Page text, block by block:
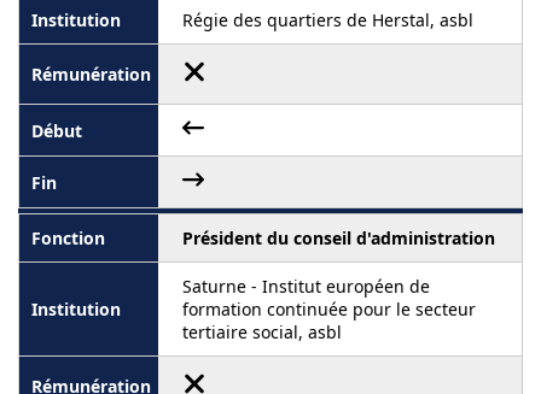
Régie des quartiers de Herstal, asbl
Président du conseil d'administration
Saturne - Institut européen de
formation continuée pour le secteur
tertiaire social, asbl